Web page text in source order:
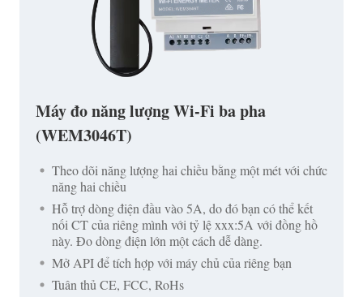
Máy đo năng lượng Wi-Fi ba pha
(WEM3046T)
Theo dõi năng lượng hai chiều bằng một mét với chức
năng hai chiều
Hỗ trợ dòng điện đầu vào 5A, do đó bạn có thể kết
nối CT của riêng mình với tỷ lệ xxx:5A với đồng hồ
này. Đo dòng điện lớn một cách dễ dàng.
Mở API để tích hợp với máy chủ của riêng bạn
Tuân thủ CE, FCC, RoHs